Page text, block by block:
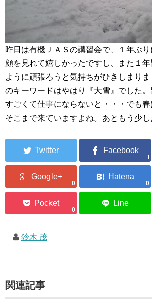
昨日は有機ＪＡＳの講習会で、１年ぶ
顔を見れて嬉しかったですし、また１
ように頑張ろうと気持ちがひきしまり
のキーワードはやはり『大雪』でした
すごくて仕事にならないと・・・でも
そこまで来ていますよね。あともう少し
0 0
0
鈴木 茂
関連記事